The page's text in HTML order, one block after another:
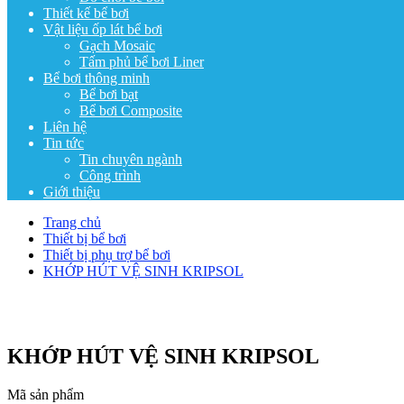
Thiết kế bể bơi
Vật liệu ốp lát bể bơi
Gạch Mosaic
Tấm phủ bể bơi Liner
Bể bơi thông minh
Bể bơi bạt
Bể bơi Composite
Liên hệ
Tin tức
Tin chuyên ngành
Công trình
Giới thiệu
Trang chủ
Thiết bị bể bơi
Thiết bị phụ trợ bể bơi
KHỚP HÚT VỆ SINH KRIPSOL
KHỚP HÚT VỆ SINH KRIPSOL
Mã sản phẩm